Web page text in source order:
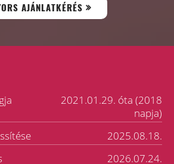
AJÁNLATKÉRÉS
2021.01.29. óta (2018
napja)
2025.08.18.
2026.07.24.